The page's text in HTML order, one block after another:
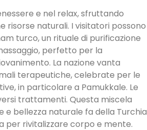
e nel relax, sfruttando
risorse naturali. I visitatori possono
turco, un rituale di purificazione
perfetto per la
La nazione vanta
terapeutiche, celebrate per le
in particolare a Pamukkale. Le
trattamenti. Questa miscela
e bellezza naturale fa della Turchia
per rivitalizzare corpo e mente.